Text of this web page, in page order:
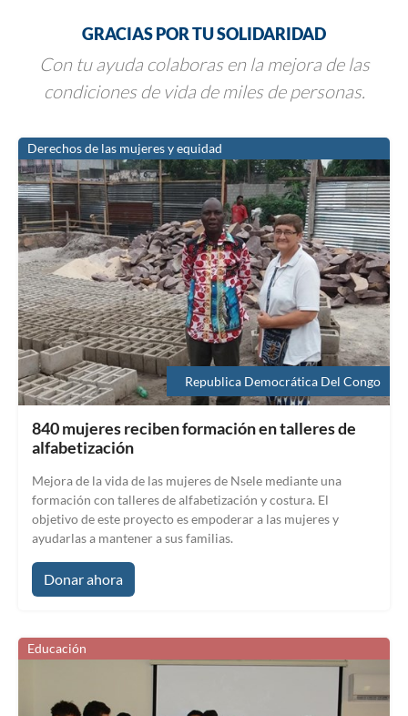
GRACIAS POR TU SOLIDARIDAD
Con tu ayuda colaboras en la mejora de las
condiciones de vida de miles de personas.
Derechos de las mujeres y equidad
Republica Democrática Del Congo
840 mujeres reciben formación en talleres de
alfabetización
Mejora de la vida de las mujeres de Nsele mediante una
formación con talleres de alfabetización y costura. El
objetivo de este proyecto es empoderar a las mujeres y
ayudarlas a mantener a sus familias.
Donar ahora
Educación